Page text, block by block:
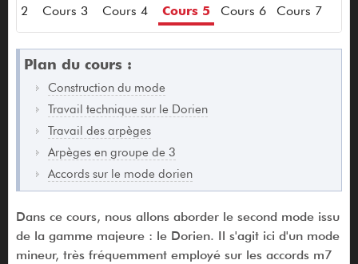
2 Cours 3 Cours 4 Cours 5 Cours 6 Cours 7
Plan du cours :
Construction du mode
Travail technique sur le Dorien
Travail des arpèges
Arpèges en groupe de 3
Accords sur le mode dorien
Dans ce cours, nous allons aborder le second mode issu
de la gamme majeure : le Dorien. Il s'agit ici d'un mode
mineur, très fréquemment employé sur les accords m7